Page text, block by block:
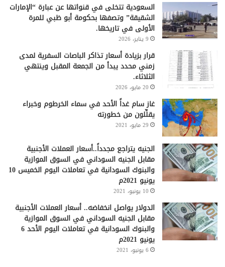
السعودية تتخلى في قنواتها عن عبارة “الإمارات
الشقيقة” وتصفها بحكومة أبو ظبي للمرة
الأولى في تاريخها.
9 يناير، 2026
قرار بزيادة أسعار تذاكر الباصات السفرية لمدى
زمني محدد يبدأ من الجمعة المقبل وينتهي
الثلاثاء.
20 مايو، 2026
غاز سام غداً الأحد في سماء الخرطوم وخبراء
يقلِّلون من خطورته
29 مايو، 2021
الجنيه يتراجع مجدداً..أسعار العملات الأجنبية
مقابل الجنيه السوداني في السوق الموازية
والبنوك السودانية في تعاملات اليوم الخميس 10
يونيو 2021م
10 يونيو، 2021
الدولار يواصل انخفاضه.. أسعار العملات الأجنبية
مقابل الجنيه السوداني في السوق الموازية
والبنوك السودانية في تعاملات اليوم الأحد 6
يونيو 2021م
6 يونيو، 2021